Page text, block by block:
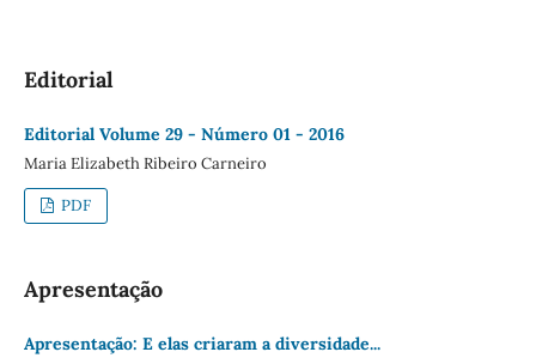
Editorial
Editorial Volume 29 - Número 01 - 2016
Maria Elizabeth Ribeiro Carneiro
PDF
Apresentação
Apresentação: E elas criaram a diversidade...